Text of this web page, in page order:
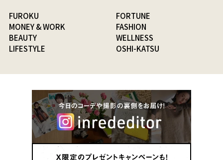
FUROKU
FORTUNE
MONEY & WORK
FASHION
BEAUTY
WELLNESS
LIFESTYLE
OSHI-KATSU